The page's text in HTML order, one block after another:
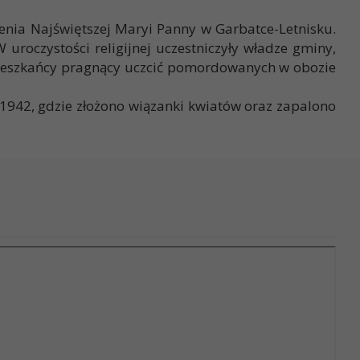
Najświętszej Maryi Panny w Garbatce-Letnisku.
religijnej uczestniczyły władze gminy,
pragnący uczcić pomordowanych w obozie
gdzie złożono wiązanki kwiatów oraz zapalono